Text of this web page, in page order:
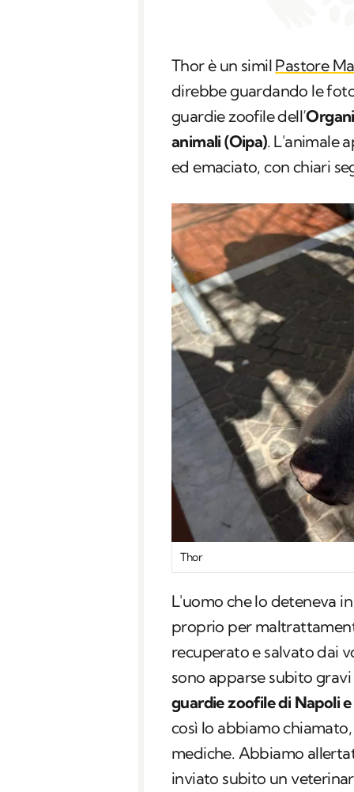
Thor è un simil Pastore
direbbe guardando le
guardie zoofile dell’
animali (Oipa). L'animale
ed emaciato, con chiari
Thor
L'uomo che lo deteneva
proprio per
recuperato e salvato dai
sono apparse subito
guardie zoofile di Napoli
così lo abbiamo
mediche. Abbiamo
inviato subito un